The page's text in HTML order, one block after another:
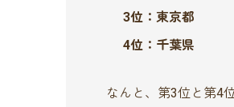
3位：東京都
4位：千葉県
なんと、第3位と第4